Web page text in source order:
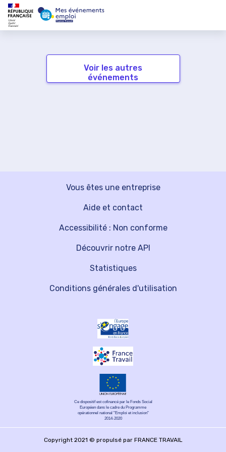
Voir les autres
événements
Vous êtes une entreprise
Découvrir notre API
Aide et contact
Statistiques
Accessibilité : Non conforme
Conditions générales d'utilisation
Ce dispositif est cofinancé par le Fonds Social
Européen dans le cadre du Programme
opérationnel national "Emploi et inclusion"
2014-2020
Copyright 2021 © propulsé par FRANCE TRAVAIL